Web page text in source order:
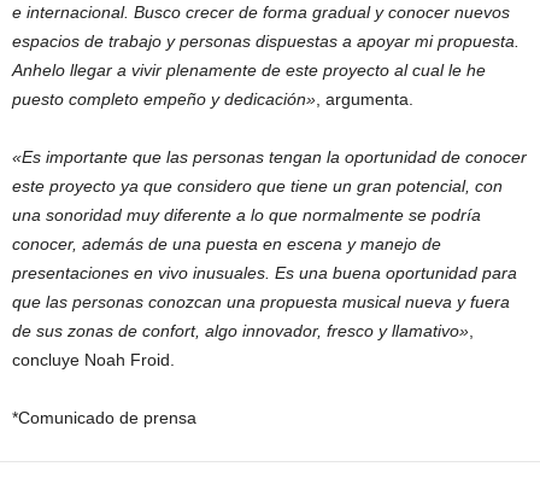
e internacional. Busco crecer de forma gradual y conocer nuevos
espacios de trabajo y personas dispuestas a apoyar mi propuesta.
Anhelo llegar a vivir plenamente de este proyecto al cual le he
puesto completo empeño y dedicación» , argumenta.
«Es importante que las personas tengan la oportunidad de conocer
este proyecto ya que considero que tiene un gran potencial, con
una sonoridad muy diferente a lo que normalmente se podría
conocer, además de una puesta en escena y manejo de
presentaciones en vivo inusuales. Es una buena oportunidad para
que las personas conozcan una propuesta musical nueva y fuera
de sus zonas de confort, algo innovador, fresco y llamativo»
concluye Noah Froid.
*Comunicado de prensa